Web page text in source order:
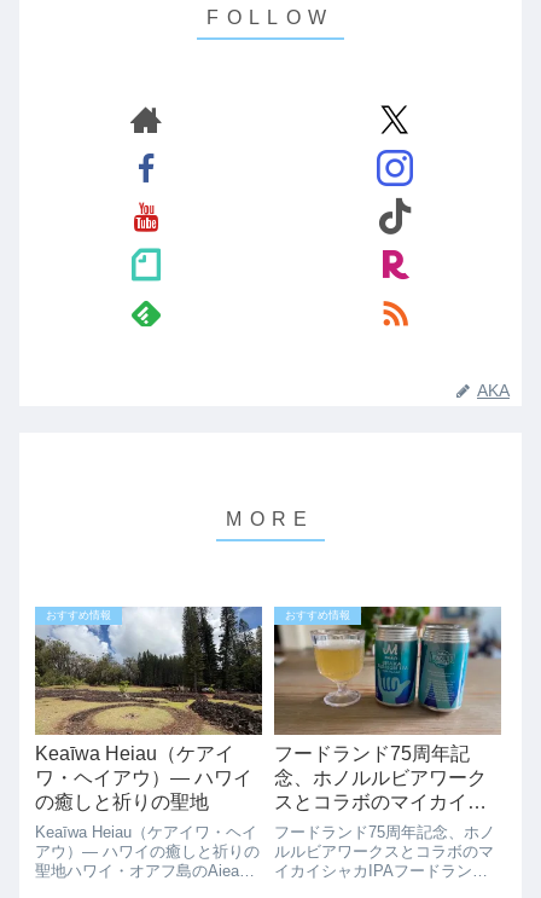
AKA
おすすめ情報
Keaīwa Heiau（ケアイ
ワ・ヘイアウ）— ハワイ
の癒しと祈りの聖地
Keaīwa Heiau（ケアイワ・ヘイ
アウ）— ハワイの癒しと祈りの
聖地ハワイ・オアフ島のAiea
おすすめ情報
フードランド75周年記
念、ホノルルビアワーク
スとコラボのマイカイシ
ャカIPA
フードランド75周年記念、ホノ
ルルビアワークスとコラボのマ
イカイシャカIPAフードランド